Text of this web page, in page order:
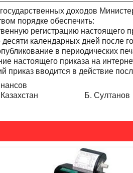
доходов
порядке обеспечить:
регистрацию настоящего
календарных дней после
в периодических
настоящего приказа на
вводится в действие
Казахстан Б. Султанов